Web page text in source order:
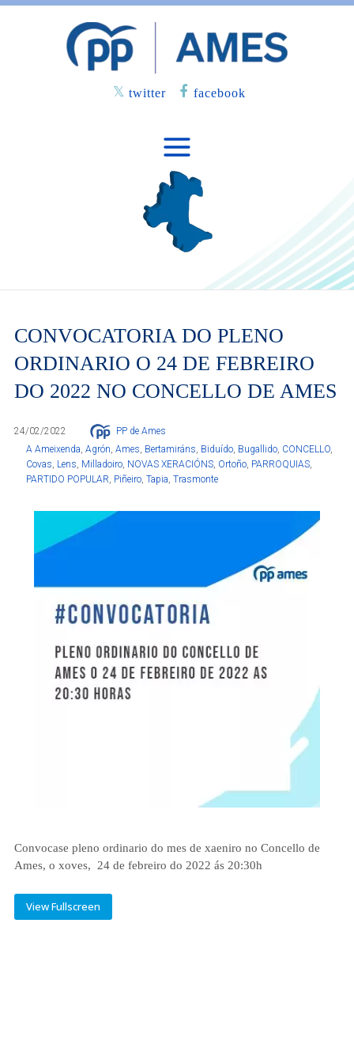
twitter facebook
CONVOCATORIA DO PLENO
ORDINARIO O 24 DE FEBREIRO
DO 2022 NO CONCELLO DE AMES
24/02/2022
PP de Ames
A Ameixenda, Agrón, Ames, Bertamiráns, Biduído, Bugallido, CONCELLO,
Covas, Lens, Milladoiro, NOVAS XERACIÓNS, Ortoño, PARROQUIAS,
PARTIDO POPULAR, Piñeiro, Tapia, Trasmonte
Convocase pleno ordinario do mes de xaeniro no Concello de
Ames, o xoves, 24 de febreiro do 2022 ás 20:30h
View Fullscreen